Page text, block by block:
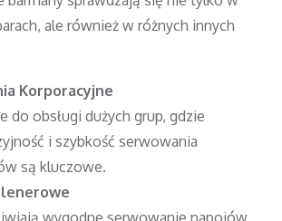
ale również w różnych innych
Korporacyjne
do obsługi dużych grup, gdzie
i szybkość serwowania
są kluczowe.